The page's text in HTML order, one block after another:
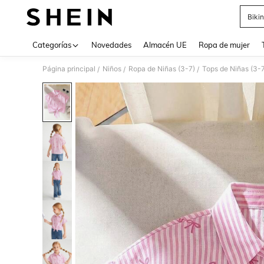
Categorías Novedades Almacén UE Ropa de mujer
Página principal / Niños / Ropa de Niñas (3-7) / Tops de Niñas (3-